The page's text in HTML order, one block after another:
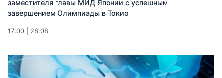
заместителя главы МИД Японии с успешным
завершением Олимпиады в Токио
17:00 | 28.08